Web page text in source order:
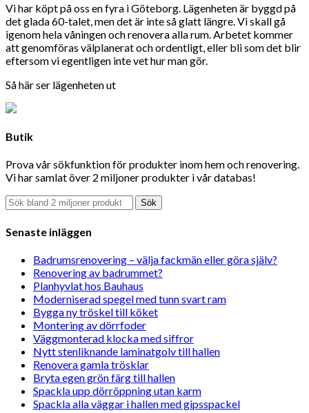
Vi har köpt på oss en fyra i Göteborg. Lägenheten är byggd på
det glada 60-talet, men det är inte så glatt längre. Vi skall gå
igenom hela våningen och renovera alla rum. Arbetet kommer
att genomföras välplanerat och ordentligt, eller bli som det blir
eftersom vi egentligen inte vet hur man gör.
Så här ser lägenheten ut
Butik
Prova vår sökfunktion för produkter inom hem och renovering.
Vi har samlat över 2 miljoner produkter i vår databas!
Sök
Senaste inläggen
Badrumsrenovering – välja fackmän eller göra själv?
Renovering av badrummet?
Planhyvlat hos Bauhaus
Moderniserad spegel med tunn svart ram
Bygga ny tröskel till köket
Montering av dörrfoder
Väggmonterad klocka med siffror
Nytt stenliknande laminatgolv till hallen
Renovera gamla trösklar
Bryta egen grön färg till hallen
Spackla upp dörröppning utan karm
Spackla alla väggar i hallen med gipsspackel